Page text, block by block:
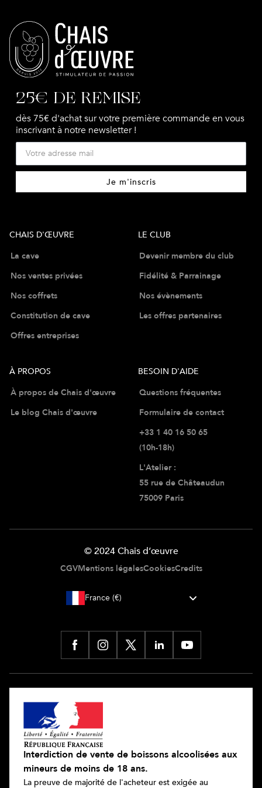
25€ DE REMISE
dès 75€ d'achat sur votre première commande en vous
inscrivant à notre newsletter !
Je m'inscris
CHAIS D'ŒUVRE
La cave
Nos ventes privées
Nos coffrets
Constitution de cave
Offres entreprises
LE CLUB
Devenir membre du club
Fidélité & Parrainage
Nos évènements
Les offres partenaires
À PROPOS
À propos de Chais d'œuvre
Le blog Chais d'œuvre
BESOIN D'AIDE
Questions fréquentes
Formulaire de contact
+33 1 40 16 50 65
(10h-18h)
L'Atelier :
55 rue de Châteaudun
75009 Paris
© 2024 Chais d’œuvre
CGVMentions légalesCookiesCredits
France (€)
Interdiction de vente de boissons alcoolisées aux
mineurs de moins de 18 ans.
La preuve de majorité de l'acheteur est exigée au